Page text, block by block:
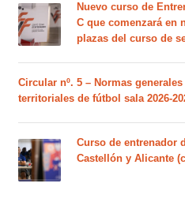
Nuevo curso de
C que comenzará en
plazas del curso de
Circular nº. 5 – Normas
territoriales de fútbol sala 2026-
Curso de entrenador
Castellón y Alicante